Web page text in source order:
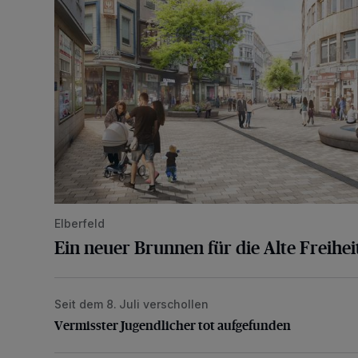
Elberfeld
Ein neuer Brunnen für die Alte
Vermisster Jugendlicher tot aufgefunden
Seit dem 8. Juli verschollen
Vermisster Jugendlicher tot aufgefunden